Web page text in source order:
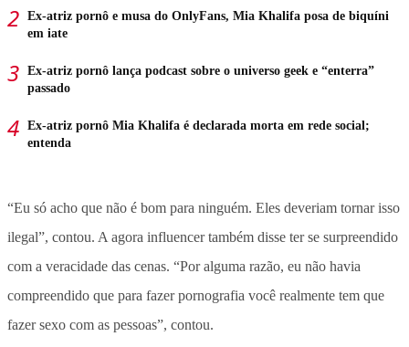
Ex-atriz pornô e musa do OnlyFans, Mia Khalifa posa de biquíni
em iate
Ex-atriz pornô lança podcast sobre o universo geek e “enterra”
passado
Ex-atriz pornô Mia Khalifa é declarada morta em rede social;
entenda
“Eu só acho que não é bom para ninguém. Eles deveriam tornar isso
ilegal”, contou. A agora influencer também disse ter se surpreendido
com a veracidade das cenas. “Por alguma razão, eu não havia
compreendido que para fazer pornografia você realmente tem que
fazer sexo com as pessoas”, contou.